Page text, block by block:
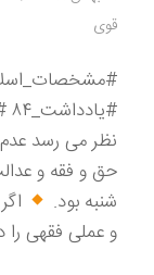
قوی
نظر می رسد
حق و فقه و
شنبه بود.
و عملی فقهی را